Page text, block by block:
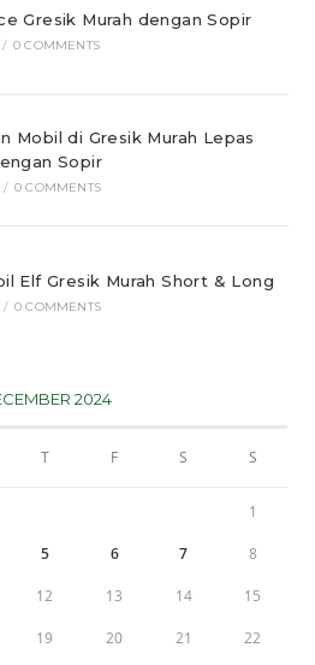
Gresik Murah dengan Sopir
/ 0 COMMENTS
Mobil di Gresik Murah Lepas
Sopir
/ 0 COMMENTS
Elf Gresik Murah Short & Long
/ 0 COMMENTS
2024
T F S S
1
5 6 7 8
12 13 14 15
19 20 21 22